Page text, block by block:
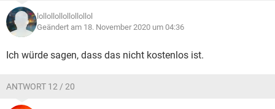
lollollollollollollol
Geändert am 18. November 2020 um 04:36
Ich würde sagen, dass das nicht kostenlos ist.
ANTWORT 12 / 20